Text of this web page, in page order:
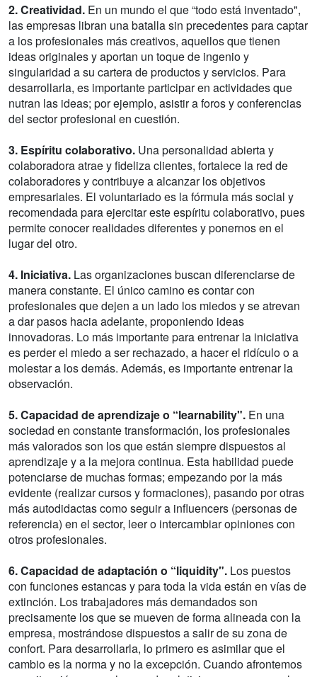
2. Creatividad. En un mundo el que “todo está inventado",
las empresas libran una batalla sin precedentes para captar
a los profesionales más creativos, aquellos que tienen
ideas originales y aportan un toque de ingenio y
singularidad a su cartera de productos y servicios. Para
desarrollarla, es importante participar en actividades que
nutran las ideas; por ejemplo, asistir a foros y conferencias
del sector profesional en cuestión.
3. Espíritu colaborativo. Una personalidad abierta y
colaboradora atrae y fideliza clientes, fortalece la red de
colaboradores y contribuye a alcanzar los objetivos
empresariales. El voluntariado es la fórmula más social y
recomendada para ejercitar este espíritu colaborativo, pues
permite conocer realidades diferentes y ponernos en el
lugar del otro.
4. Iniciativa. Las organizaciones buscan diferenciarse de
manera constante. El único camino es contar con
profesionales que dejen a un lado los miedos y se atrevan
a dar pasos hacia adelante, proponiendo ideas
innovadoras. Lo más importante para entrenar la iniciativa
es perder el miedo a ser rechazado, a hacer el ridículo o a
molestar a los demás. Además, es importante entrenar la
observación.
5. Capacidad de aprendizaje o “learnability". En una
sociedad en constante transformación, los profesionales
más valorados son los que están siempre dispuestos al
aprendizaje y a la mejora continua. Esta habilidad puede
potenciarse de muchas formas; empezando por la más
evidente (realizar cursos y formaciones), pasando por otras
más autodidactas como seguir a influencers (personas de
referencia) en el sector, leer o intercambiar opiniones con
otros profesionales.
6. Capacidad de adaptación o “liquidity". Los puestos
con funciones estancas y para toda la vida están en vías de
extinción. Los trabajadores más demandados son
precisamente los que se mueven de forma alineada con la
empresa, mostrándose dispuestos a salir de su zona de
confort. Para desarrollarla, lo primero es asimilar que el
cambio es la norma y no la excepción. Cuando afrontemos